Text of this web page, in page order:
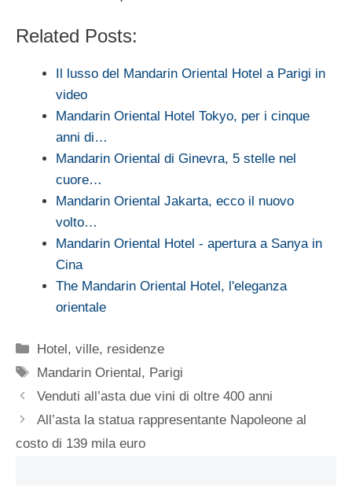
Related Posts:
Il lusso del Mandarin Oriental Hotel a Parigi in
video
Mandarin Oriental Hotel Tokyo, per i cinque
anni di…
Mandarin Oriental di Ginevra, 5 stelle nel
cuore…
Mandarin Oriental Jakarta, ecco il nuovo
volto…
Mandarin Oriental Hotel - apertura a Sanya in
Cina
The Mandarin Oriental Hotel, l'eleganza
orientale
Categorie
Hotel, ville, residenze
Tag
Mandarin Oriental, Parigi
Venduti all’asta due vini di oltre 400 anni
All’asta la statua rappresentante Napoleone al
costo di 139 mila euro